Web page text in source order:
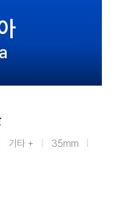
기타 +
35mm